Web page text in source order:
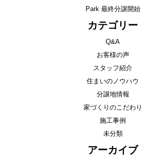
Park 最終分譲開始
カテゴリー
Q&A
お客様の声
スタッフ紹介
住まいのノウハウ
分譲地情報
家づくりのこだわり
施工事例
未分類
アーカイブ